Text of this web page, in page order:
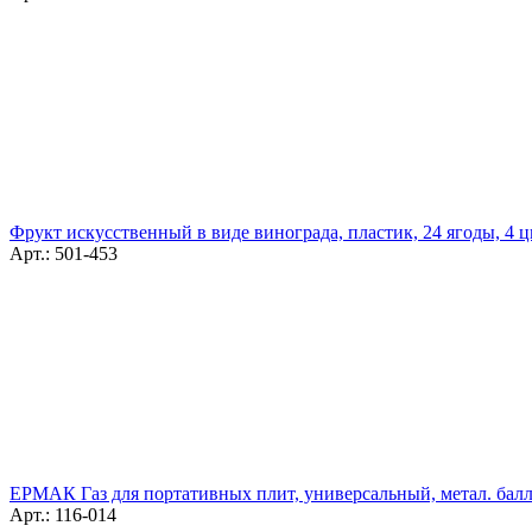
Фрукт искусственный в виде винограда, пластик, 24 ягоды, 4
Арт.: 501-453
ЕРМАК Газ для портативных плит, универсальный, метал.
Арт.: 116-014